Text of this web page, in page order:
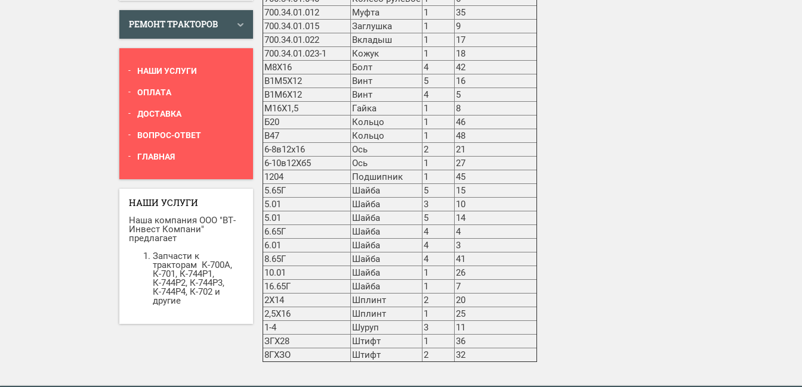
РЕМОНТ ТРАКТОРОВ
НАШИ УСЛУГИ
ОПЛАТА
ДОСТАВКА
ВОПРОС-ОТВЕТ
ГЛАВНАЯ
НАШИ УСЛУГИ
Наша компания ООО "ВТ-
Инвест Компани"
предлагает
Запчасти к
тракторам К-700А,
К-701, К-744Р1,
К-744Р2, К-744Р3,
К-744Р4, К-702 и
другие
700.34.01.012
Муфта 1
35
700.34.01.015
Заглушка 1
9
700.34.01.022
Вкладыш 1
17
700.34.01.023-1
Кожук 1
18
М8Х16
Болт 4
42
В1М5Х12
Винт 5
16
В1М6Х12
Винт 4
5
М16Х1,5
Гайка 1
8
Б20
Кольцо 1
46
В47
Кольцо 1
48
6-8в12х16
Ось 2
21
6-10в12Хб5
Ось 1
27
1204
Подшипник 1
45
5.65Г
Шайба 5
15
5.01
Шайба 3
10
5.01
Шайба 5
14
6.65Г
Шайба 4
4
6.01
Шайба 4
3
8.65Г
Шайба 4
41
10.01
Шайба 1
26
16.65Г
Шайба 1
7
2Х14
Шплинт 2
20
2,5Х16
Шплинт 1
25
1-4
Шуруп 3
11
ЗГХ28
Штифт 1
36
8ГХЗО
Штифт 2 32